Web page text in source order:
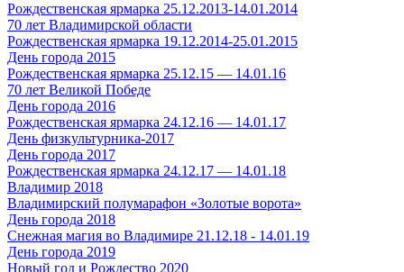
Рождественская ярмарка 25.12.2013-14.01.2014
70 лет Владимирской области
Рождественская ярмарка 19.12.2014-25.01.2015
День города 2015
Рождественская ярмарка 25.12.15 — 14.01.16
70 лет Великой Победе
День города 2016
Рождественская ярмарка 24.12.16 — 14.01.17
День физкультурника-2017
День города 2017
Рождественская ярмарка 24.12.17 — 14.01.18
Владимир 2018
Владимирский полумарафон «Золотые ворота»
День города 2018
Снежная магия во Владимире 21.12.18 - 14.01.19
День города 2019
Новый год и Рождество 2020